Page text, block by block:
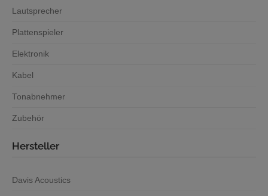
Lautsprecher
Plattenspieler
Elektronik
Kabel
Tonabnehmer
Zubehör
Hersteller
Davis Acoustics